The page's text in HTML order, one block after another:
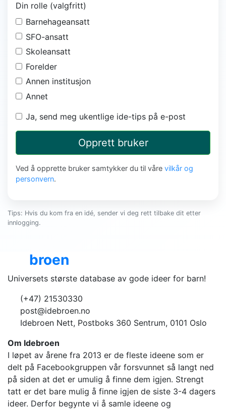
Din rolle (valgfritt)
Barnehageansatt
SFO-ansatt
Skoleansatt
Forelder
Annen institusjon
Annet
Ja, send meg ukentlige ide-tips på e-post
Opprett bruker
Ved å opprette bruker samtykker du til våre vilkår og
personvern.
Tips: Hvis du kom fra en idé, sender vi deg rett tilbake dit etter
innlogging.
broen
Universets største database av gode ideer for barn!
(+47) 21530330
post@idebroen.no
Idebroen Nett, Postboks 360 Sentrum, 0101 Oslo
Om Idebroen
I løpet av årene fra 2013 er de fleste ideene som er
delt på Facebookgruppen vår forsvunnet så langt ned
på siden at det er umulig å finne dem igjen. Strengt
tatt er det bare mulig å finne igjen de siste 3-4 dagers
ideer. Derfor begynte vi å samle ideene og